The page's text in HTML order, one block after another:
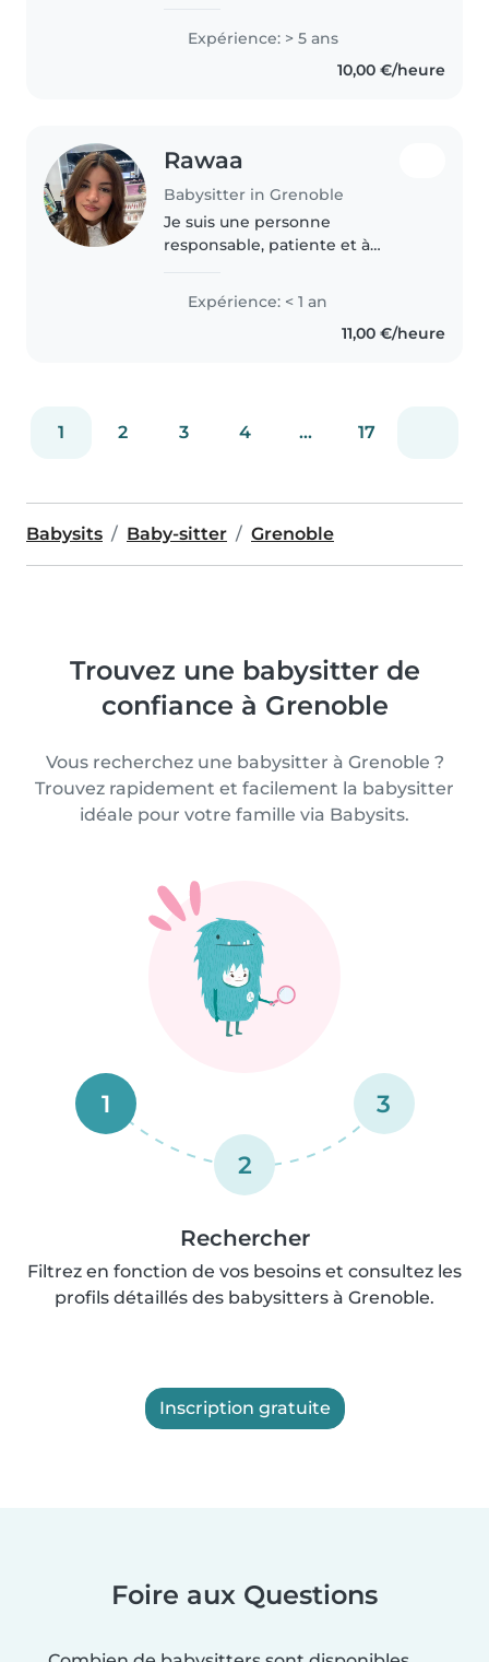
l'Université Grenoble Alpes. Je
propose mes services de
babysitting pour des gardes..
Expérience: > 5 ans
10,00 €/heure
Rawaa
Babysitter in Grenoble
Je suis une personne
responsable, patiente et à
enfants et contribuer à leur bien-
être. J’ai le sens de l’organisation
Expérience: < 1 an
11,00 €/heure
1 2 3 4 ... 17
Babysits Baby-sitter Grenoble
Trouvez une babysitter de
confiance à Grenoble
Vous recherchez une babysitter à Grenoble ?
Trouvez rapidement et facilement la babysitter
idéale pour votre famille via Babysits.
1
2
3
Rechercher
Filtrez en fonction de vos besoins et consultez les
profils détaillés des babysitters à Grenoble.
Inscription gratuite
Foire aux Questions